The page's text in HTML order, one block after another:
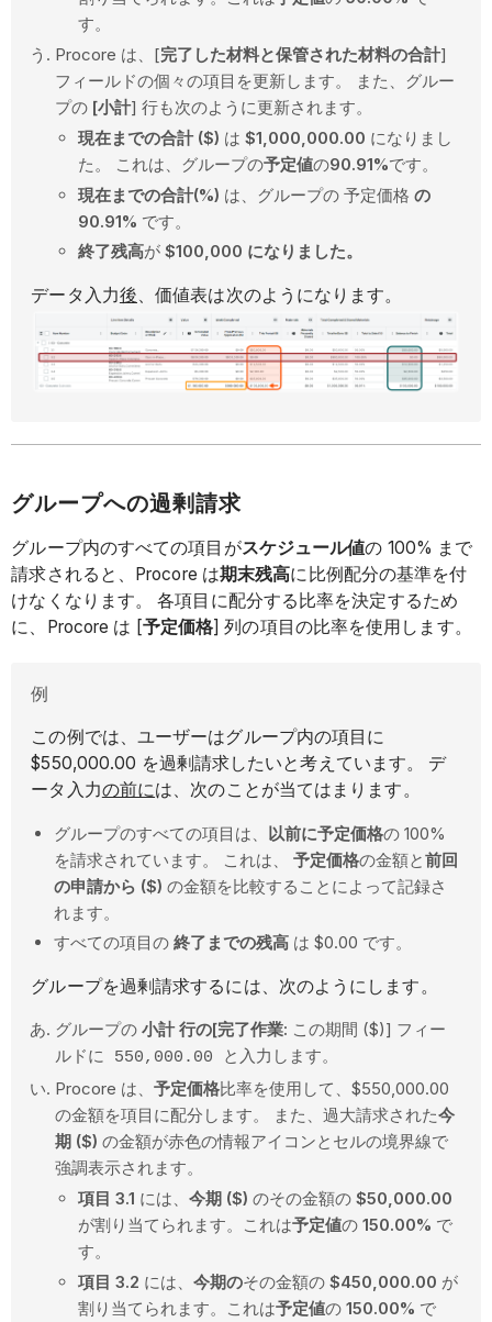
す。
Procore は、[完了した材料と保管された材料の合計]
フィールドの個々の項目を更新します。 また、グルー
プの [小計] 行も次のように更新されます。
現在までの合計 ($) は$1,000,000.00 になりまし
た。 これは、グループの予定値の90.91%です。
現在までの合計(%) は、グループの 予定価格 の
90.91% です。
終了残高が$100,000 になりました。
データ入力後 、価値表は次のようになります。
グループへの過剰請求
グループ内のすべての項目がスケジュール値の 100% まで
請求されると、Procore は期末残高に比例配分の基準を付
けなくなります。 各項目に配分する比率を決定するため
に、Procore は [予定価格] 列の項目の比率を使用します。
例
この例では、ユーザーはグループ内の項目に
$550,000.00 を過剰請求したいと考えています。 デ
ータ入力の前には、次のことが当てはまります。
グループのすべての項目は、 以前に予定価格の 100%
を請求されています。 これは、予定価格の金額と前回
の申請から ($) の金額を比較することによって記録さ
れます。
すべての項目の終了までの残高 は $0.00 です。
グループを過剰請求するには、次のようにします。
グループの 小計行の[完了作業: この期間 ($)] フィー
ルドに 550,000.00 と入力します。
Procore は、予定価格比率を使用して、$550,000.00
の金額を項目に配分します。 また、過大請求された今
期 ($)の金額が赤色の情報アイコンとセルの境界線で
強調表示されます。
項目 3.1 には、今期 ($) のその金額の$50,000.00
が割り当てられます。これは予定値の150.00% で
す。
項目 3.2 には、今期のその金額の$450,000.00 が
割り当てられます。これは予定値の150.00% で